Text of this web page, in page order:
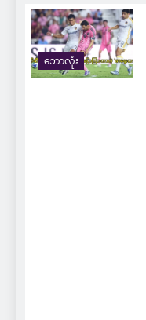
ဘောလုံး